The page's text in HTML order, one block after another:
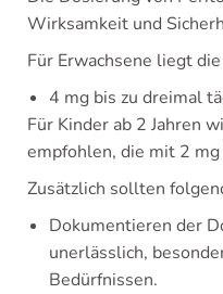
Wirksamkeit und
Für Erwachsene liegt
4 mg bis zu dreimal
Für Kinder ab 2 Jahren
empfohlen, die mit 2
Zusätzlich sollten
Dokumentieren der
unerlässlich,
Bedürfnissen.